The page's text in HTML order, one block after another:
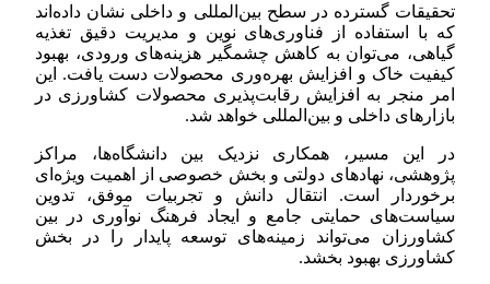
تحقیقات گسترده در سطح بین‌المللی و داخلی نشان داده‌اند
که با استفاده از فناوری‌های نوین و مدیریت دقیق تغذیه
گیاهی، می‌توان به کاهش چشمگیر هزینه‌های ورودی، بهبود
کیفیت خاک و افزایش بهره‌وری محصولات دست یافت. این
امر منجر به افزایش رقابت‌پذیری محصولات کشاورزی در
بازارهای داخلی و بین‌المللی خواهد شد.
در این مسیر، همکاری نزدیک بین دانشگاه‌ها، مراکز
پژوهشی، نهادهای دولتی و بخش خصوصی از اهمیت ویژه‌ای
برخوردار است. انتقال دانش و تجربیات موفق، تدوین
سیاست‌های حمایتی جامع و ایجاد فرهنگ نوآوری در بین
کشاورزان می‌تواند زمینه‌های توسعه پایدار را در بخش
کشاورزی بهبود بخشد.